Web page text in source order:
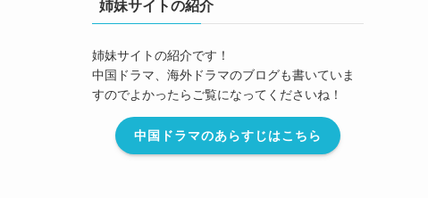
姉妹サイトの紹介
姉妹サイトの紹介です！
中国ドラマ、海外ドラマのブログも書いていま
すのでよかったらご覧になってくださいね！
中国ドラマのあらすじはこちら